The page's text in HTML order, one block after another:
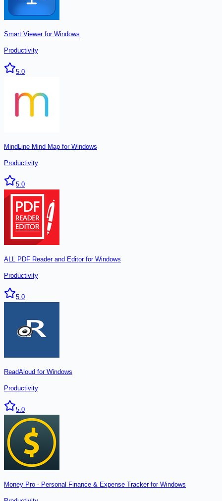
Smart Viewer for Windows
Productivity
5.0
MindLine Mind Map for Windows
Productivity
5.0
ALL PDF Reader and Editor for Windows
Productivity
5.0
ReadAloud for Windows
Productivity
5.0
Money Pro - Personal Finance & Expense Tracker for Windows